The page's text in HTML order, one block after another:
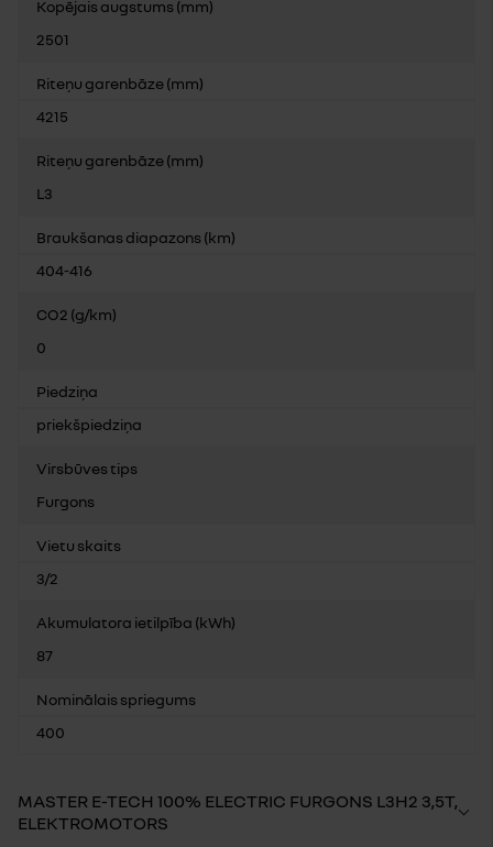
Kopējais augstums (mm)
2501
Riteņu garenbāze (mm)
4215
Riteņu garenbāze (mm)
L3
Braukšanas diapazons (km)
404-416
CO2 (g/km)
0
Piedziņa
priekšpiedziņa
Virsbūves tips
Furgons
Vietu skaits
3/2
Akumulatora ietilpība (kWh)
87
Nominālais spriegums
400
MASTER E-TECH 100% ELECTRIC FURGONS L3H2 3,5T,
ELEKTROMOTORS